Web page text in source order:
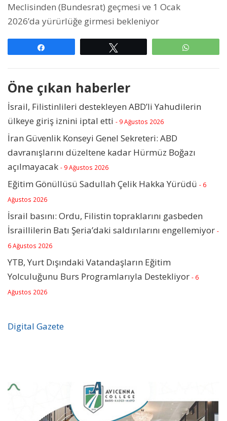
Meclisinden (Bundesrat) geçmesi ve 1 Ocak
2026’da yürürlüğe girmesi bekleniyor
Öne çıkan haberler
İsrail, Filistinlileri destekleyen ABD’li Yahudilerin
ülkeye giriş iznini iptal etti - 9 Ağustos 2026
İran Güvenlik Konseyi Genel Sekreteri: ABD
davranışlarını düzeltene kadar Hürmüz Boğazı
açılmayacak - 9 Ağustos 2026
Eğitim Gönüllüsü Sadullah Çelik Hakka Yürüdü - 6
Ağustos 2026
İsrail basını: Ordu, Filistin topraklarını gasbeden
İsraillilerin Batı Şeria’daki saldırılarını engellemiyor -
6 Ağustos 2026
YTB, Yurt Dışındaki Vatandaşların Eğitim
Yolculuğunu Burs Programlarıyla Destekliyor - 6
Ağustos 2026
Digital Gazete